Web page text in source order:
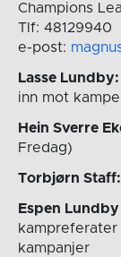
Champions
Tlf: 48129940
e-post:
Lasse Lundby:
inn mot
Hein Sverre
Fredag)
Torbjørn Staff:
Espen
kampanjer